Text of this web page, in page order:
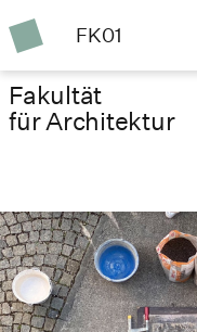
FK01
Fakultät
für Architektur